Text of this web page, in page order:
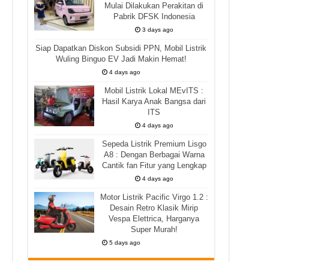
Mulai Dilakukan Perakitan di
Pabrik DFSK Indonesia
3 days ago
Siap Dapatkan Diskon Subsidi PPN, Mobil Listrik
Wuling Binguo EV Jadi Makin Hemat!
4 days ago
Mobil Listrik Lokal MEvITS :
Hasil Karya Anak Bangsa dari
ITS
4 days ago
Sepeda Listrik Premium Lisgo
A8 : Dengan Berbagai Warna
Cantik fan Fitur yang Lengkap
4 days ago
Motor Listrik Pacific Virgo 1.2 :
Desain Retro Klasik Mirip
Vespa Elettrica, Harganya
Super Murah!
5 days ago